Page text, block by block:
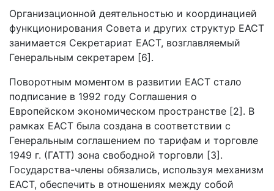
Организационной деятельностью и координацией
функционирования Совета и других структур ЕАСТ
занимается Секретариат ЕАСТ, возглавляемый
Генеральным секретарем [6].
Поворотным моментом в развитии ЕАСТ стало
подписание в 1992 году Соглашения о
Европейском экономическом пространстве [2]. В
рамках ЕАСТ была создана в соответствии с
Генеральным соглашением по тарифам и торговле
1949 г. (ГАТТ) зона свободной торговли [3].
Государства-члены обязались, используя механизм
ЕАСТ, обеспечить в отношениях между собой